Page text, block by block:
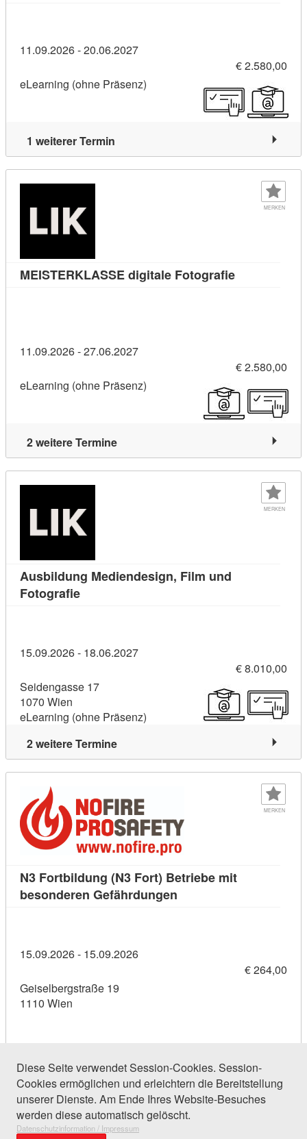
11.09.2026 - 20.06.2027
€ 2.580,00
eLearning (ohne Präsenz)
1 weiterer Termin
MERKEN
MEISTERKLASSE digitale FotografieKursdetail:
11.09.2026 - 27.06.2027
€ 2.580,00
eLearning (ohne Präsenz)
2 weitere Termine
MERKEN
Ausbildung Mediendesign, Film und
FotografieKursdetail: Ausbildung Mediendesign, Film
15.09.2026 - 18.06.2027
€ 8.010,00
Seidengasse 17
1070 Wien
eLearning (ohne Präsenz)
2 weitere Termine
MERKEN
N3 Fortbildung (N3 Fort) Betriebe mit
besonderen Gefährdungen
15.09.2026 - 15.09.2026
€ 264,00
Geiselbergstraße 19
1110 Wien
148 Einträge gefunden (1 von 8)
Diese Seite verwendet Session-Cookies. Session-
Cookies ermöglichen und erleichtern die Bereitstellung
unserer Dienste. Am Ende Ihres Website-Besuches
werden diese automatisch gelöscht.
Datenschutzinformation / Impressum